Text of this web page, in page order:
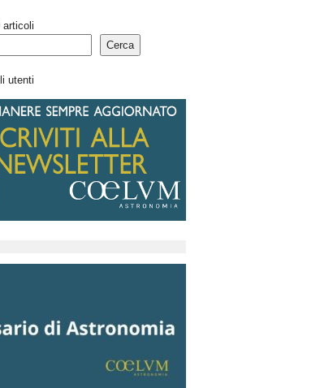
articoli
Cerca
utenti